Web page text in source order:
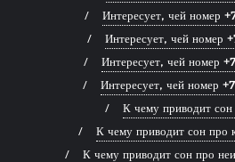
Интересует, чей номер
Интересует, чей номер
Интересует, чей номер
Интересует, чей номер
К чему приводит сон
К чему приводит сон про
К чему приводит сон про